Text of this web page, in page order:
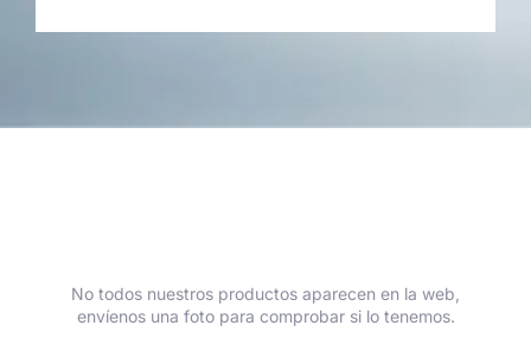
No todos nuestros productos aparecen en la web,
envíenos una foto para comprobar si lo tenemos.